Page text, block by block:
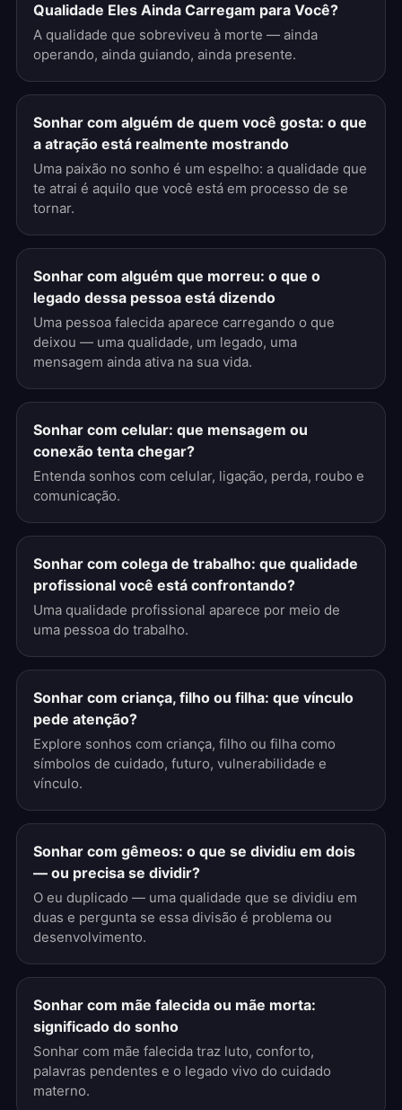
Qualidade Eles Ainda Carregam para Você?
A qualidade que sobreviveu à morte — ainda
operando, ainda guiando, ainda presente.
Sonhar com alguém de quem você gosta: o que
a atração está realmente mostrando
Uma paixão no sonho é um espelho: a qualidade que
te atrai é aquilo que você está em processo de se
tornar.
Sonhar com alguém que morreu: o que o
legado dessa pessoa está dizendo
Uma pessoa falecida aparece carregando o que
deixou — uma qualidade, um legado, uma
mensagem ainda ativa na sua vida.
Sonhar com celular: que mensagem ou
conexão tenta chegar?
Entenda sonhos com celular, ligação, perda, roubo e
comunicação.
Sonhar com colega de trabalho: que qualidade
profissional você está confrontando?
Uma qualidade profissional aparece por meio de
uma pessoa do trabalho.
Sonhar com criança, filho ou filha: que vínculo
pede atenção?
Explore sonhos com criança, filho ou filha como
símbolos de cuidado, futuro, vulnerabilidade e
vínculo.
Sonhar com gêmeos: o que se dividiu em dois
— ou precisa se dividir?
O eu duplicado — uma qualidade que se dividiu em
duas e pergunta se essa divisão é problema ou
desenvolvimento.
Sonhar com mãe falecida ou mãe morta:
significado do sonho
Sonhar com mãe falecida traz luto, conforto,
palavras pendentes e o legado vivo do cuidado
materno.